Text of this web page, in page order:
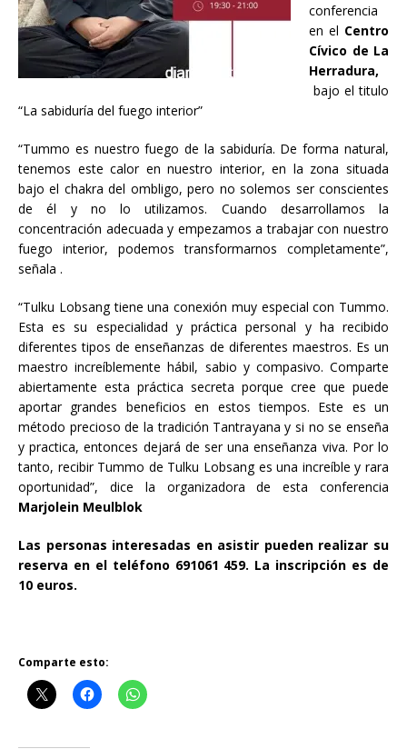
conferencia
en el Centro
Cívico de La
Herradura,
bajo el titulo
“La sabiduría del fuego interior”
“Tummo es nuestro fuego de la sabiduría. De forma natural,
tenemos este calor en nuestro interior, en la zona situada
bajo el chakra del ombligo, pero no solemos ser conscientes
de él y no lo utilizamos. Cuando desarrollamos la
concentración adecuada y empezamos a trabajar con nuestro
fuego interior, podemos transformarnos completamente”,
señala .
“Tulku Lobsang tiene una conexión muy especial con Tummo.
Esta es su especialidad y práctica personal y ha recibido
diferentes tipos de enseñanzas de diferentes maestros. Es un
maestro increíblemente hábil, sabio y compasivo. Comparte
abiertamente esta práctica secreta porque cree que puede
aportar grandes beneficios en estos tiempos. Este es un
método precioso de la tradición Tantrayana y si no se enseña
y practica, entonces dejará de ser una enseñanza viva. Por lo
tanto, recibir Tummo de Tulku Lobsang es una increíble y rara
oportunidad”, dice la organizadora de esta conferencia
Marjolein Meulblok
Las personas interesadas en asistir pueden realizar su
reserva en el teléfono 691061 459. La inscripción es de
10 euros.
Comparte esto: